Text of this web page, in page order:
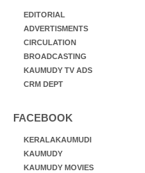
EDITORIAL
ADVERTISMENTS
CIRCULATION
BROADCASTING
KAUMUDY TV ADS
CRM DEPT
FACEBOOK
KERALAKAUMUDI
KAUMUDY
KAUMUDY MOVIES